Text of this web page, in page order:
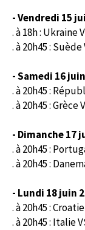
- Vendredi 15
. à 18h : Ukraine
. à 20h45 :
- Samedi 16juin
. à 20h45 :
. à 20h45 : Grèce
- Dimanche 17
. à 20h45 :
. à 20h45 :
- Lundi 18 juin
. à 20h45 :
. à 20h45 : Italie